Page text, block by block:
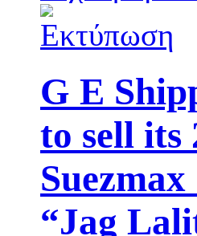
G E
to sell its
“Jag